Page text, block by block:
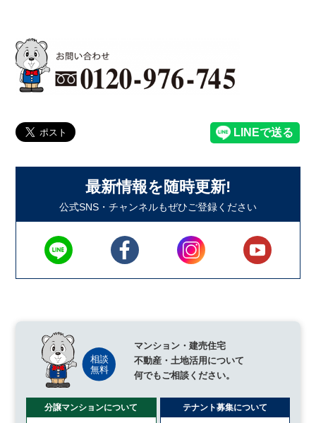
最新情報を随時更新!
公式SNS・チャンネルもぜひご登録ください
マンション・建売住宅
不動産・土地活用について
何でもご相談ください。
分譲マンションについて テナント募集について